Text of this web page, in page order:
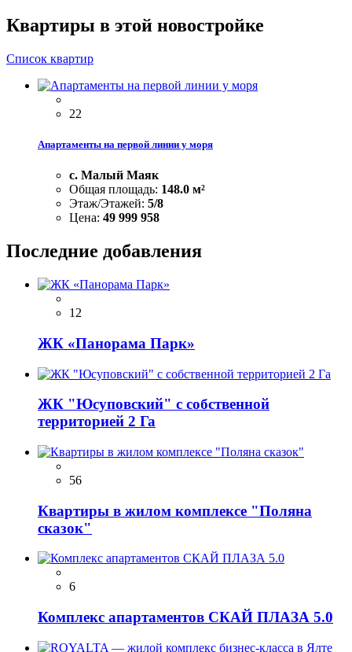
Квартиры в этой новостройке
Список квартир
22
Апартаменты на первой линии у моря
с. Малый Маяк
Общая площадь: 148.0 м²
Этаж/Этажей: 5/8
Цена: 49 999 958
Последние добавления
12
ЖК «Панорама Парк»
ЖК "Юсуповский" с собственной
территорией 2 Га
56
Квартиры в жилом комплексе "Поляна
сказок"
6
Комплекс апартаментов СКАЙ ПЛАЗА 5.0